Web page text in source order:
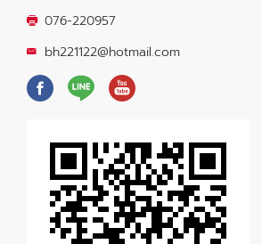
076-220957
bh221122@hotmail.com